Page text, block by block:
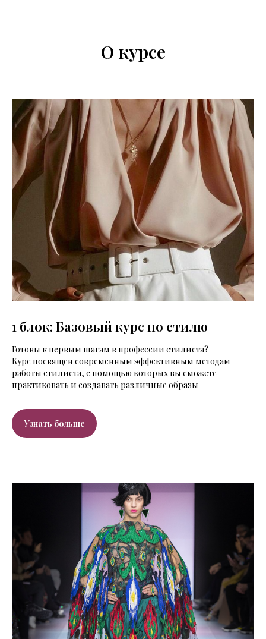
О курсе
1 блок: Базовый курс по стилю
Готовы к первым шагам в профессии стилиста?
Курс посвящен современным эффективным методам
работы стилиста, с помощью которых вы сможете
практиковать и создавать различные образы
Узнать больше